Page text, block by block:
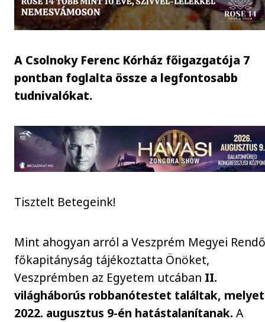
A Csolnoky Ferenc Kórház főigazgatója 7
pontban foglalta össze a legfontosabb
tudnivalókat.
Tisztelt Betegeink!
Mint ahogyan arról a Veszprém Megyei
főkapitányság tájékoztatta Önöket,
Veszprémben az Egyetem utcában II.
világháborús robbanótestet találtak, melyet
2022. augusztus 9-én hatástalanítanak. A